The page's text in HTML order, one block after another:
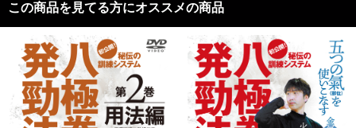
この商品を見てる方にオススメの商品